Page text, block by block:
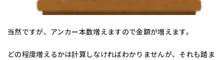
当然ですが、アンカー本数増えますので金額が増えます。
どの程度増えるかは計算しなければわかりませんが、それも踏ま